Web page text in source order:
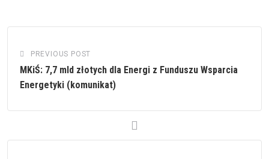
PREVIOUS POST
MKiŚ: 7,7 mld złotych dla Energi z Funduszu Wsparcia
Energetyki (komunikat)